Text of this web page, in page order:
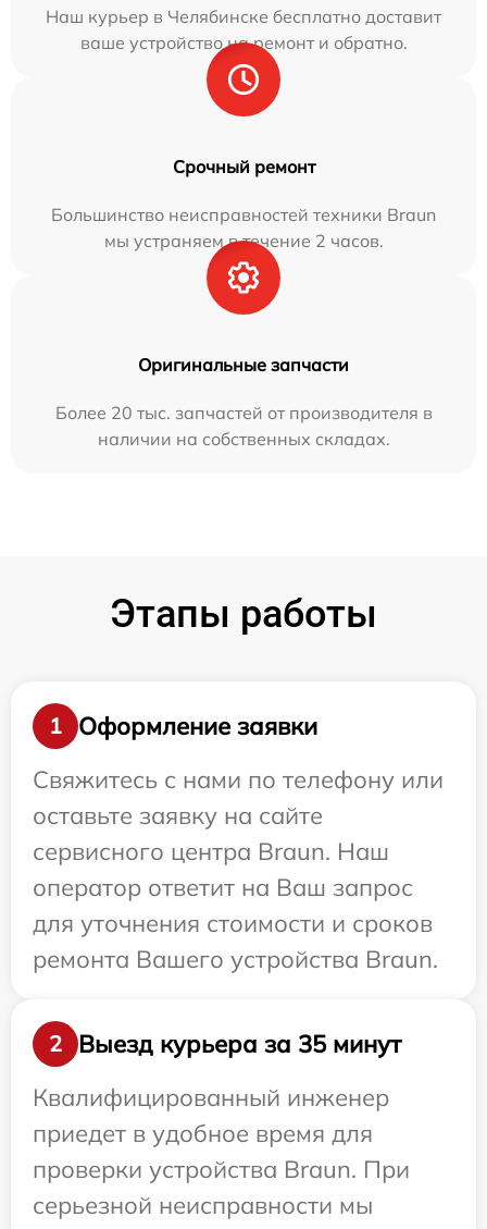
Наш курьер в Челябинске бесплатно доставит
ваше устройство на ремонт и обратно.
Срочный ремонт
Большинство неисправностей техники Braun
мы устраняем в течение 2 часов.
Оригинальные запчасти
Более 20 тыс. запчастей от производителя в
наличии на собственных складах.
Этапы работы
1
Оформление заявки
Свяжитесь с нами по телефону или
оставьте заявку на сайте
сервисного центра Braun. Наш
оператор ответит на Ваш запрос
для уточнения стоимости и сроков
ремонта Вашего устройства Braun.
2
Выезд курьера за 35 минут
Квалифицированный инженер
приедет в удобное время для
проверки устройства Braun. При
серьезной неисправности мы